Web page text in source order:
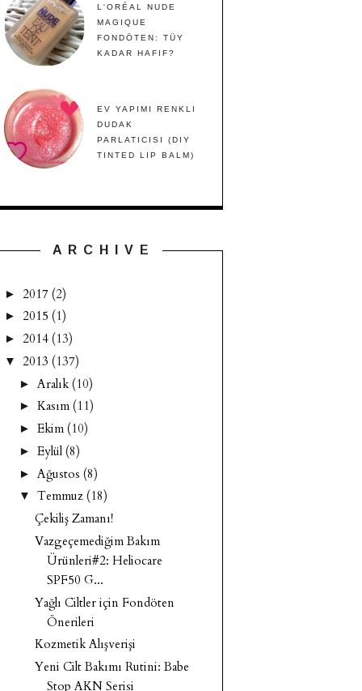
L'ORÉAL NUDE
MAGIQUE
FONDÖTEN: TÜY
KADAR HAFIF?
EV YAPIMI RENKLI
DUDAK
PARLATICISI (DIY
TINTED LIP BALM)
A R C H I V E
► 2017 (2)
► 2015 (1)
► 2014 (13)
▼ 2013 (137)
► Aralık (10)
► Kasım (11)
► Ekim (10)
► Eylül (8)
► Ağustos (8)
▼ Temmuz (18)
Çekiliş Zamanı!
Vazgeçemediğim Bakım
Ürünleri#2: Heliocare
SPF50 G...
Yağlı Ciltler için Fondöten
Önerileri
Kozmetik Alışverişi
Yeni Cilt Bakımı Rutini: Babe
Stop AKN Serisi